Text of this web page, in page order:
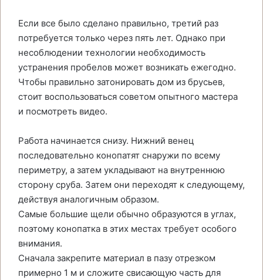
Если все было сделано правильно, третий раз
потребуется только через пять лет. Однако при
несоблюдении технологии необходимость
устранения пробелов может возникать ежегодно.
Чтобы правильно затонировать дом из брусьев,
стоит воспользоваться советом опытного мастера
и посмотреть видео.
Работа начинается снизу. Нижний венец
последовательно конопатят снаружи по всему
периметру, а затем укладывают на внутреннюю
сторону сруба. Затем они переходят к следующему,
действуя аналогичным образом.
Самые большие щели обычно образуются в углах,
поэтому конопатка в этих местах требует особого
внимания.
Сначала закрепите материал в пазу отрезком
примерно 1 м и сложите свисающую часть для